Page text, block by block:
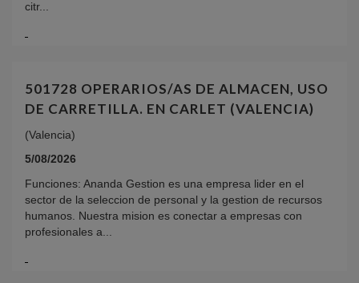
citr...
501728 OPERARIOS/AS DE ALMACEN, USO
DE CARRETILLA. EN CARLET (VALENCIA)
(Valencia)
5/08/2026
Funciones: Ananda Gestion es una empresa lider en el
sector de la seleccion de personal y la gestion de recursos
humanos. Nuestra mision es conectar a empresas con
profesionales a...